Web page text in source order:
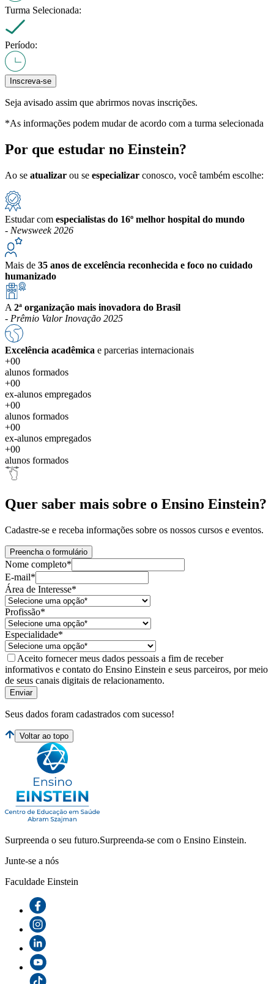
Turma Selecionada:
Período:
Inscreva-se
Seja avisado assim que abrirmos novas inscrições.
*As informações podem mudar de acordo com a turma selecionada
Por que estudar no Einstein?
Ao se atualizar ou se especializar conosco, você também escolhe:
Estudar com especialistas do 16º melhor hospital do mundo
- Newsweek 2026
Mais de 35 anos de excelência reconhecida e foco no cuidado
humanizado
A 2ª organização mais inovadora do Brasil
- Prêmio Valor Inovação 2025
Excelência acadêmica e parcerias internacionais
+00
alunos formados
+00
ex-alunos empregados
+00
alunos formados
+00
ex-alunos empregados
+00
alunos formados
Quer saber mais sobre o Ensino Einstein?
Cadastre-se e receba informações sobre os nossos cursos e eventos.
Preencha o formulário
Nome completo*
E-mail*
Área de Interesse*
Profissão*
Especialidade*
Aceito fornecer meus dados pessoais a fim de receber
informativos e contato do Ensino Einstein e seus parceiros, por meio
de seus canais digitais de relacionamento.
Enviar
Seus dados foram cadastrados com sucesso!
Voltar ao topo
Surpreenda o seu futuro.Surpreenda-se com o Ensino Einstein.
Junte-se a nós
Faculdade Einstein